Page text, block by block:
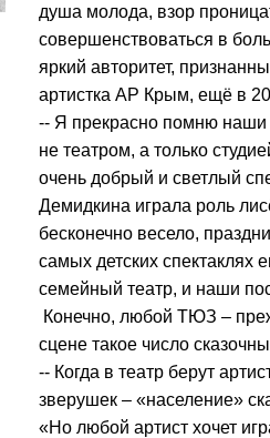
душа молода, взор
совершенствоваться в
яркий авторитет,
артистка АР Крым, ещё в
-- Я прекрасно помню наши
не театром, а только
очень добрый и светлый
Демидкина играла роль
бесконечно весело,
самых детских спектаклях
семейный театр, и наши
Конечно, любой ТЮЗ –
сцене такое число
-- Когда в театр берут
зверушек – «населениe»
«Но любой артист хочет